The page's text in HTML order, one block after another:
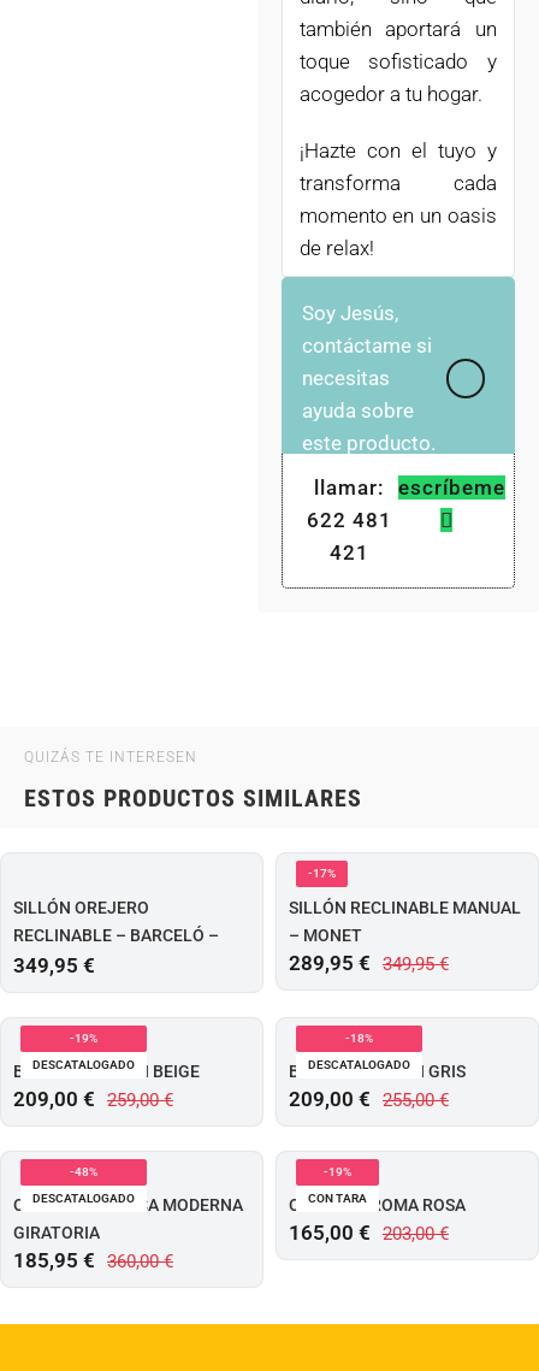
también aportará un
toque sofisticado y
acogedor a tu hogar.
¡Hazte con el tuyo y
transforma cada
momento en un oasis
de relax!
Soy Jesús,
contáctame si
necesitas
ayuda sobre
este producto.
llamar:
622 481
421
escríbeme
QUIZÁS TE INTERESEN
ESTOS PRODUCTOS SIMILARES
SILLÓN OREJERO
RECLINABLE – BARCELÓ –
GRIS
349,95 €
-17%
SILLÓN RECLINABLE MANUAL
– MONET
349,95€
289,95 €
-19%
DESCATALOGADO
BUTACA LONDON BEIGE
259,00€
209,00 €
-18%
DESCATALOGADO
BUTACA LONDON GRIS
255,00€
209,00 €
-48%
DESCATALOGADO
OUTLET – BUTACA MODERNA
GIRATORIA
360,00€
185,95 €
-19%
CON TARA
OUTLET – ROMA ROSA
203,00€
165,00 €